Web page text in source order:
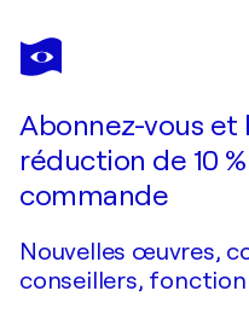
IRYNA BUIVOLOVA
Titmouse in the forest
Abonnez-vous et
réduction de 10
commande
Nouvelles œuvres,
conseillers,